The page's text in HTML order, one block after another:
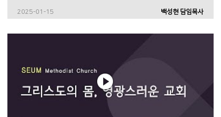
2025-01-15 백성현 담임목사